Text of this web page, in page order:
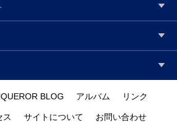
BLOG アルバム リンク
ス サイトについて お問い合わせ